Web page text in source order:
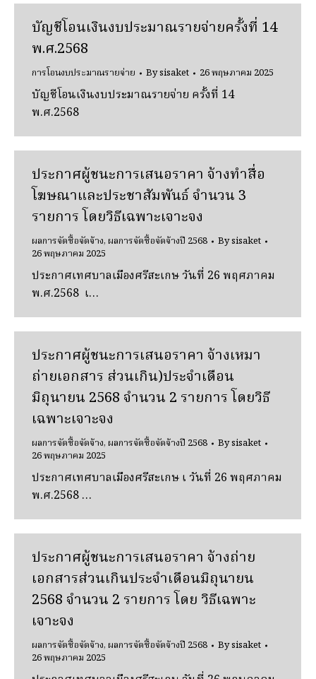
บัญชีโอนเงินงบประมาณรายจ่ายครั้งที่ 14
พ.ศ.2568
การโอนงบประมาณรายจ่าย Bysisaket 26 พฤษภาคม 2025
บัญชีโอนเงินงบประมาณรายจ่าย ครั้งที่ 14
พ.ศ.2568
ประกาศผู้ชนะการเสนอราคา จ้างทําสื่อ
โฆษณาและประชาสัมพันธ์ จํานวน 3
รายการ โดยวิธีเฉพาะเจาะจง
ผลการจัดซื้อจัดจ้าง,ผลการจัดซื้อจัดจ้างปี 2568 Bysisaket
26 พฤษภาคม 2025
ประกาศเทศบาลเมืองศรีสะเกษ วันที่ 26 พฤศภาคม
พ.ศ.2568 เ…
ประกาศผู้ชนะการเสนอราคา จ้างเหมา
ถ่ายเอกสาร ส่วนเกิน)ประจําเดือน
มิถุนายน 2568 จํานวน 2 รายการ โดยวิธี
เฉพาะเจาะจง
ผลการจัดซื้อจัดจ้าง,ผลการจัดซื้อจัดจ้างปี 2568 Bysisaket
26 พฤษภาคม 2025
ประกาศเทศบาลเมืองศรีสะเกษ เ วันที่ 26 พฤศภาคม
พ.ศ.2568 …
ประกาศผู้ชนะการเสนอราคา จ้างถ่าย
เอกสารส่วนเกินประจําเดือนมิถุนายน
2568 จํานวน 2 รายการ โดย วิธีเฉพาะ
เจาะจง
ผลการจัดซื้อจัดจ้าง,ผลการจัดซื้อจัดจ้างปี 2568 Bysisaket
26 พฤษภาคม 2025